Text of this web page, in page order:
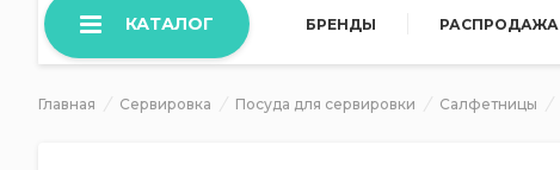
КАТАЛОГ БРЕНДЫ РАСПРОДАЖА
Главная Сервировка Посуда для сервировки Салфетницы